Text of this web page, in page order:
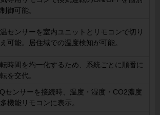
御可能。
センサーを室内ユニットとリモコンで切り
可能。居住域での温度検知が可能。
時間を均一化するため、系統ごとに順番に
を交代。
センサーを接続時、温度・湿度・CO2濃度
機能リモコンに表示。